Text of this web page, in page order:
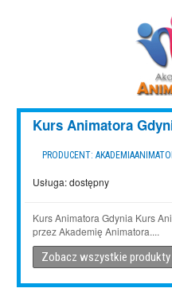
Kurs Animatora
PRODUCENT:
Usługa:dostępny
Kurs Animatora Gdynia Kurs
przez Akademię Animatora....
Zobacz wszystkie